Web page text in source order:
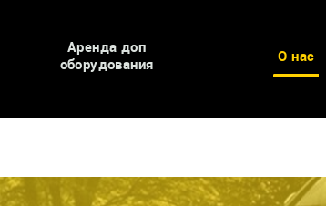
Аренда доп
оборудования
О нас